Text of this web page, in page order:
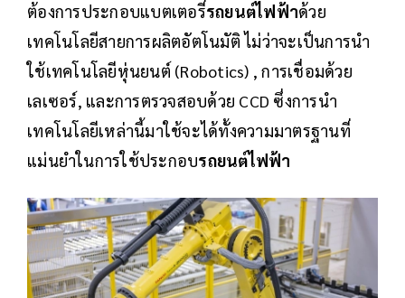
ต้องการประกอบแบตเตอรี่รถยนต์ไฟฟ้าด้วย
เทคโนโลยีสายการผลิตอัตโนมัติ ไม่ว่าจะเป็นการนำ
ใช้เทคโนโลยีหุ่นยนต์ (Robotics) , การเชื่อมด้วย
เลเซอร์, และการตรวจสอบด้วย CCD ซึ่งการนำ
เทคโนโลยีเหล่านี้มาใช้จะได้ทั้งความมาตรฐานที่
แม่นยำในการใช้ประกอบรถยนต์ไฟฟ้า